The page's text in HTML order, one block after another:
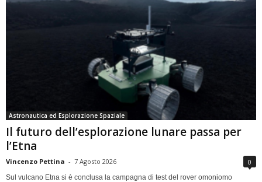
Astronautica ed Esplorazione Spaziale
Il futuro dell’esplorazione lunare passa per
l’Etna
Vincenzo Pettina - 7 Agosto 2026 0
Sul vulcano Etna si è conclusa la campagna di test del rover omoniomo